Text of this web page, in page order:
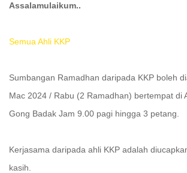
Assalamulaikum..
Semua Ahli KKP
Sumbangan Ramadhan daripada KKP boleh
Mac 2024 / Rabu (2 Ramadhan) bertempat di
Gong Badak Jam 9.00 pagi hingga 3 petang.
Kerjasama daripada ahli KKP adalah
kasih.